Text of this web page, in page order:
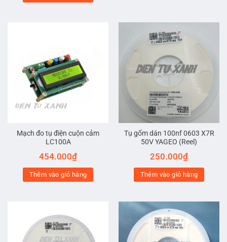
Mạch đo tụ điện cuộn cảm
LC100A
454.000₫
Thêm vào giỏ hàng
Tụ gốm dán 100nf 0603 X7R
50V YAGEO (Reel)
250.000₫
Thêm vào giỏ hàng